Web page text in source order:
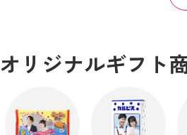
オリジナルギフト